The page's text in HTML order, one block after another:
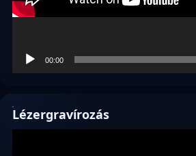
00:00
Lézergravírozás